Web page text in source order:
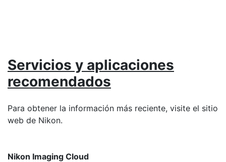
Servicios y aplicaciones
recomendados
Para obtener la información más reciente, visite el sitio
web de Nikon.
Nikon Imaging Cloud